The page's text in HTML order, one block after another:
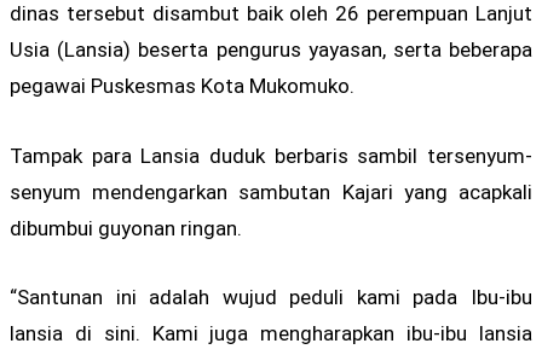
dinas tersebut disambut baik oleh 26 perempuan Lanjut
Usia (Lansia) beserta pengurus yayasan, serta beberapa
pegawai Puskesmas Kota Mukomuko.
Tampak para Lansia duduk berbaris sambil tersenyum-
senyum mendengarkan sambutan Kajari yang acapkali
dibumbui guyonan ringan.
“Santunan ini adalah wujud peduli kami pada Ibu-ibu
lansia di sini. Kami juga mengharapkan ibu-ibu lansia